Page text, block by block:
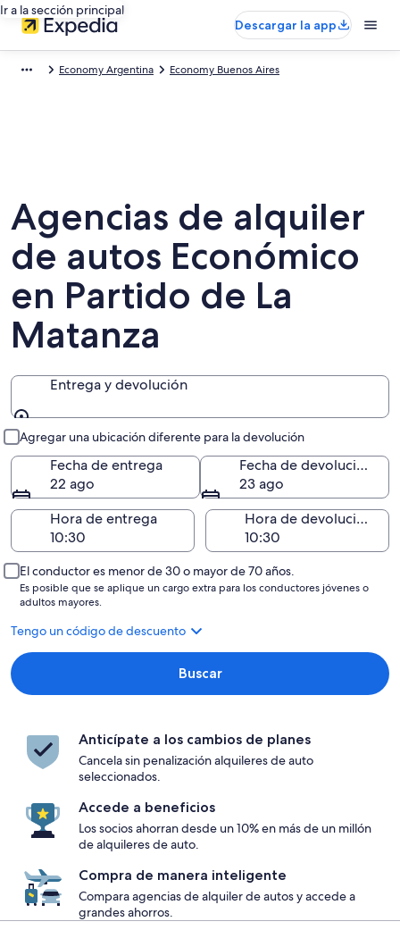
Ir a la sección principal
Descargar la app
Economy Argentina Economy Buenos Aires
Agencias de alquiler
de autos Económico
en Partido de La
Matanza
Entrega y devolución
Agregar una ubicación diferente para la devolución
Fecha de entrega
22 ago
Fecha de devolución
23 ago
Hora de entrega
Hora de devolución
El conductor es menor de 30 o mayor de 70 años.
Es posible que se aplique un cargo extra para los conductores jóvenes o
adultos mayores.
Tengo un código de descuento
Buscar
Anticípate a los cambios de planes
Cancela sin penalización alquileres de auto
seleccionados.
Accede a beneficios
Los socios ahorran desde un 10% en más de un millón
de alquileres de auto.
Compra de manera inteligente
Compara agencias de alquiler de autos y accede a
grandes ahorros.